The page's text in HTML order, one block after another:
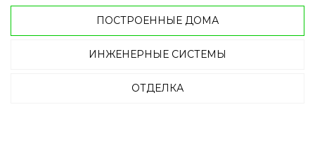
ПОСТРОЕННЫЕ ДОМА
ИНЖЕНЕРНЫЕ СИСТЕМЫ
ОТДЕЛКА